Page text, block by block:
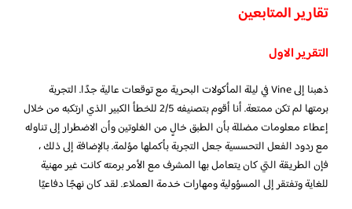
تقارير المتابعين
التقرير الاول
ذهبنا إلى Vine في ليلة المأكولات البحرية مع توقعات عالية جدًا. التجربة
برمتها لم تكن ممتعة. أنا أقوم بتصنيفه 2/5 للخطأ الكبير الذي ارتكبه من خلال
إعطاء معلومات مضللة بأن الطبق خالٍ من الغلوتين وأن الاضطرار إلى تناوله
مع ردود الفعل التحسسية جعل التجربة بأكملها مؤلمة. بالإضافة إلى ذلك ،
فإن الطريقة التي كان يتعامل بها المشرف مع الأمر برمته كانت غير مهنية
للغاية وتفتقر إلى المسؤولية ومهارات خدمة العملاء. لقد كان نهجًا دفاعيًا